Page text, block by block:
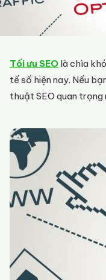
Tối ưu SEO là chìa
tế số hiện nay. Nếu
thuật SEO quan trọng